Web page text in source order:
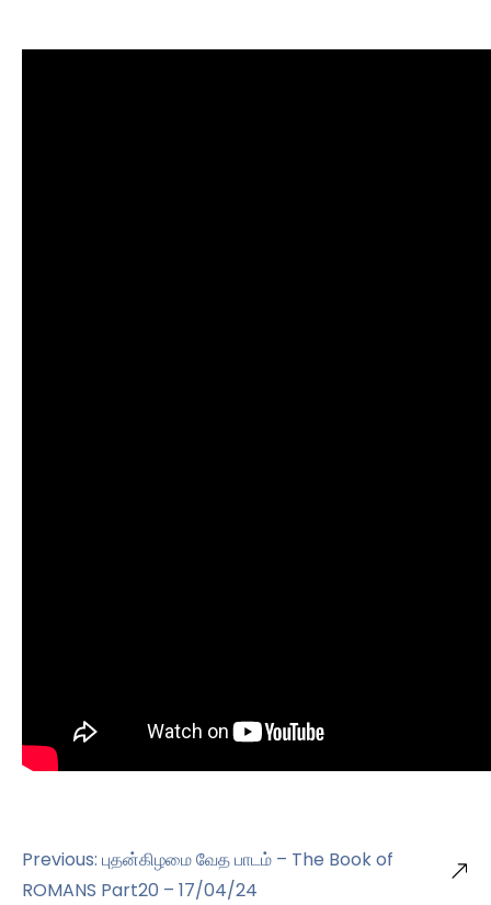
Previous: புதன்கிழமை வேத பாடம் – The Book of
ROMANS Part20 – 17/04/24